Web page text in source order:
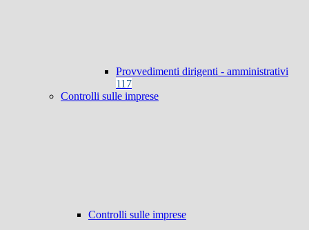
Provvedimenti dirigenti - amministrativi
117
Controlli sulle imprese
Controlli sulle imprese